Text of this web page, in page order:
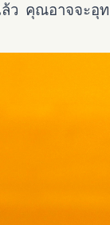
ว คุณอาจจะอุท